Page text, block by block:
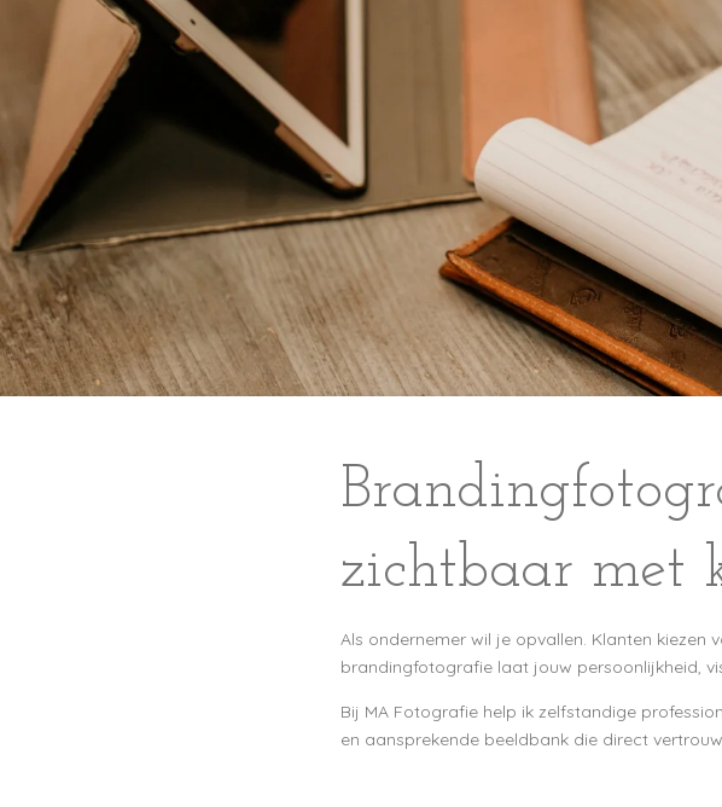
zichtbaar met
Als ondernemer wil je opvallen. Klanten
brandingfotografie laat jouw persoonlijkheid,
Bij MA Fotografie help ik zelfstandige
en aansprekende beeldbank die direct